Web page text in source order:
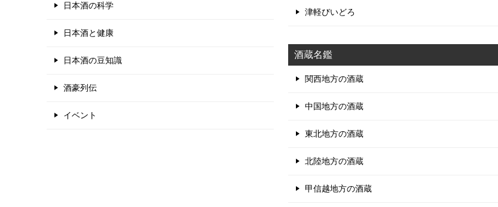
日本酒の科学
日本酒と健康
日本酒の豆知識
酒豪列伝
イベント
津軽びいどろ
酒蔵名鑑
関西地方の酒蔵
中国地方の酒蔵
東北地方の酒蔵
北陸地方の酒蔵
甲信越地方の酒蔵